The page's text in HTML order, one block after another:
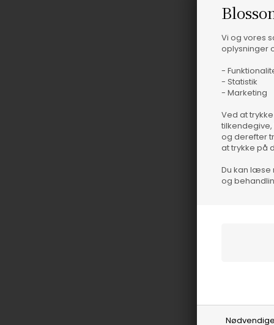
Vi og vores
oplysninger
-
- Statistik
- Marketing
Ved at
og derefter
at trykke på
Du kan læse
og
Nødvendige
Rabens Saloner
780,00 DKK
Spar 50%
Helfred Cotton Top